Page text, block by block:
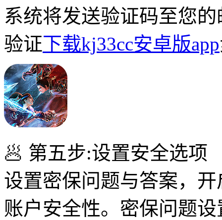
系统将发送验证码至您
验证下载kj33cc安卓版app
🥟 第五步:设置安全选项
设置密保问题与答案，
账户安全性。密保问题